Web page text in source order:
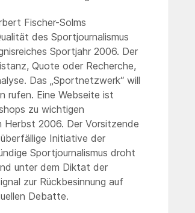
Fischer-Solms
des Sportjournalismus
Sportjahr 2006. Der
Quote oder Recherche,
Das „Sportnetzwerk“ will
rufen. Eine Webseite ist
zu wichtigen
Herbst 2006. Der Vorsitzende
Initiative der
Sportjournalismus droht
unter dem Diktat der
zur Rückbesinnung auf
Debatte.